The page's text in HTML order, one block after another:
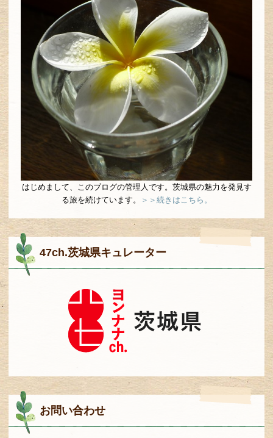
はじめまして、このブログの管理人です。茨城県の魅力を発見す
る旅を続けています。
＞＞続きはこちら。
47ch.茨城県キュレーター
お問い合わせ